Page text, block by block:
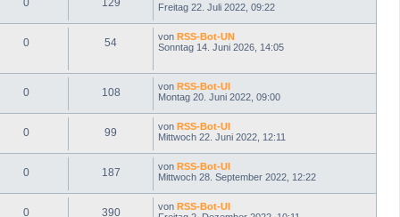
0 129
Freitag 22. Juli 2022, 09:22
0 54 von RSS-Bot-UN
Sonntag 14. Juni 2026, 14:05
0 108 von RSS-Bot-UI
Montag 20. Juni 2022, 09:00
0 99 von RSS-Bot-UI
Mittwoch 22. Juni 2022, 12:11
0 187 von RSS-Bot-UI
Mittwoch 28. September 2022, 12:22
0 390 von RSS-Bot-UI